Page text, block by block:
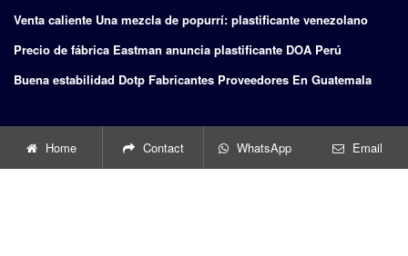
Venta caliente Una mezcla de popurrí: plastificante venezolano
Precio de fábrica Eastman anuncia plastificante DOA Perú
Buena estabilidad Dotp Fabricantes Proveedores En Guatemala
BUSCAR
Home Contact WhatsApp Email